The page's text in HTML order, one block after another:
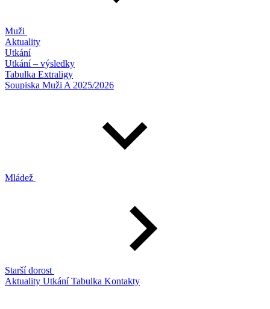
Muži
Aktuality
Utkání
Utkání – výsledky
Tabulka Extraligy
Soupiska Muži A 2025/2026
Mládež
Starší dorost
Aktuality UtkáníTabulka Kontakty